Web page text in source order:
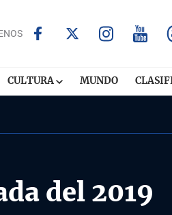
CULTURA MUNDO
del 2019